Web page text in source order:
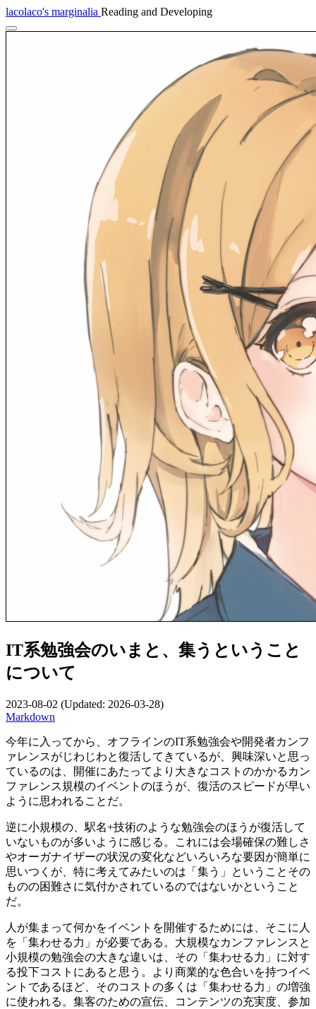
lacolaco's marginalia Reading and Developing
IT系勉強会のいまと、集うということ
について
2023-08-02 (Updated: 2026-03-28)
Markdown
今年に入ってから、オフラインのIT系勉強会や開発者カンフ
ァレンスがじわじわと復活してきているが、興味深いと思っ
ているのは、開催にあたってより大きなコストのかかるカン
ファレンス規模のイベントのほうが、復活のスピードが早い
ように思われることだ。
逆に小規模の、駅名+技術のような勉強会のほうが復活して
いないものが多いように感じる。これには会場確保の難しさ
やオーガナイザーの状況の変化などいろいろな要因が簡単に
思いつくが、特に考えてみたいのは「集う」ということその
ものの困難さに気付かされているのではないかということ
だ。
人が集まって何かをイベントを開催するためには、そこに人
を「集わせる力」が必要である。大規模なカンファレンスと
小規模の勉強会の大きな違いは、その「集わせる力」に対す
る投下コストにあると思う。より商業的な色合いを持つイベ
ントであるほど、そのコストの多くは「集わせる力」の増強
に使われる。集客のための宣伝、コンテンツの充実度、参加